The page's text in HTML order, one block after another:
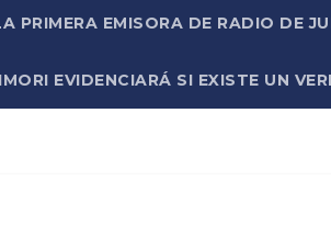
PRIMERA EMISORA DE RADIO DE
EVIDENCIARÁ SI EXISTE UN